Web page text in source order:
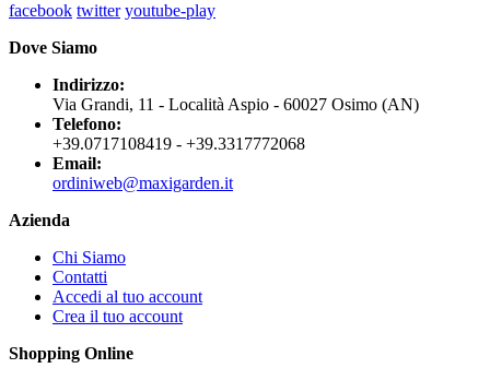
facebook twitter youtube-play
Dove Siamo
Indirizzo:
Via Grandi, 11 - Località Aspio - 60027 Osimo (AN)
Telefono:
+39.0717108419 - +39.3317772068
Email:
ordiniweb@maxigarden.it
Azienda
Chi Siamo
Contatti
Accedi al tuo account
Crea il tuo account
Shopping Online